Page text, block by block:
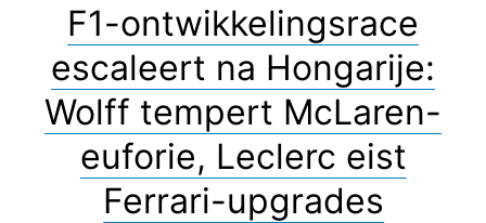
F1-ontwikkelingsrace
escaleert na Hongarije:
Wolff tempert McLaren-
euforie, Leclerc eist
Ferrari-upgrades